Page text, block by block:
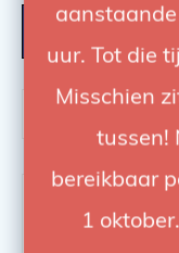
uur. Tot die
Misschien
tussen!
bereikbaar
1